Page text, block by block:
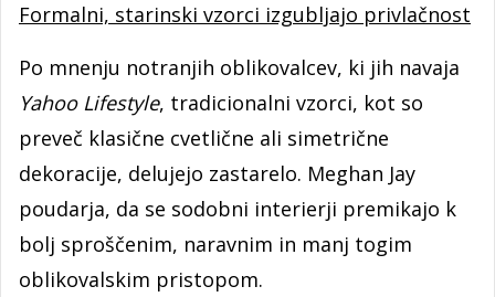
Formalni, starinski vzorci izgubljajo privlačnost
Po mnenju notranjih oblikovalcev, ki jih navaja
Yahoo Lifestyle, tradicionalni vzorci, kot so
preveč klasične cvetlične ali simetrične
dekoracije, delujejo zastarelo. Meghan Jay
poudarja, da se sodobni interierji premikajo k
bolj sproščenim, naravnim in manj togim
oblikovalskim pristopom.